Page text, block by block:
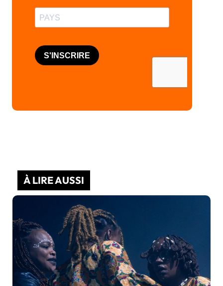
À LIRE AUSSI